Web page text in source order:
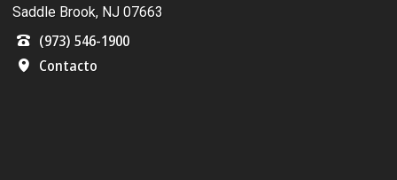
Saddle Brook, NJ 07663
(973) 546-1900
Contacto